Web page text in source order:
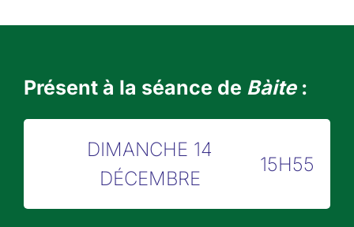
Présent à la séance de Bàite:
DIMANCHE 14
DÉCEMBRE
15H55